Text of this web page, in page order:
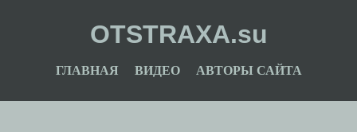
OTSTRAXA.su
ГЛАВНАЯ ВИДЕО АВТОРЫ САЙТА